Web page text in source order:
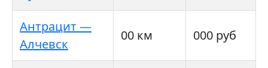
Антрацит —
Алчевск
00 км 000 руб